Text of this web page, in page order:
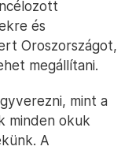
és
Oroszországot,
megállítani.
mint a
minden okuk
A